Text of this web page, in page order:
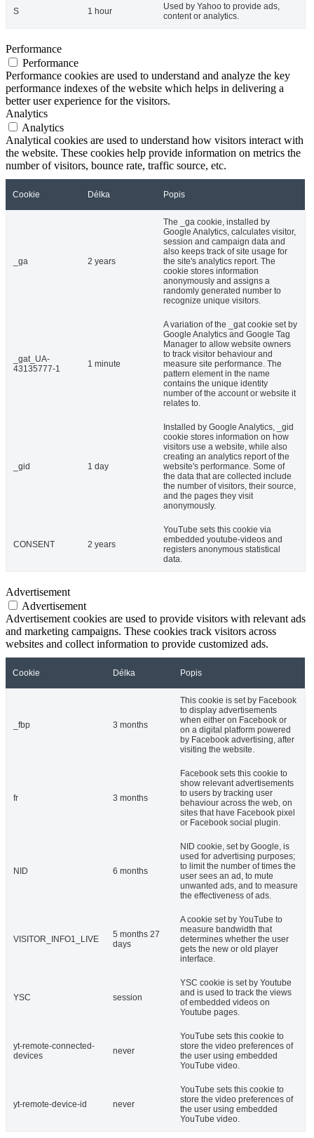
S 1 hour
Used by Yahoo to provide ads,
content or analytics.
Performance
Performance
Performance cookies are used to understand and analyze the key
performance indexes of the website which helps in delivering a
better user experience for the visitors.
Analytics
Analytics
Analytical cookies are used to understand how visitors interact with
the website. These cookies help provide information on metrics the
number of visitors, bounce rate, traffic source, etc.
Cookie Délka Popis
_ga 2 years
The _ga cookie, installed by
Google Analytics, calculates visitor,
session and campaign data and
also keeps track of site usage for
the site's analytics report. The
cookie stores information
anonymously and assigns a
randomly generated number to
recognize unique visitors.
_gat_UA-
43135777-1
1 minute
A variation of the _gat cookie set by
Google Analytics and Google Tag
Manager to allow website owners
to track visitor behaviour and
measure site performance. The
pattern element in the name
contains the unique identity
number of the account or website it
relates to.
_gid 1 day
Installed by Google Analytics, _gid
cookie stores information on how
visitors use a website, while also
creating an analytics report of the
website's performance. Some of
the data that are collected include
the number of visitors, their source,
and the pages they visit
anonymously.
CONSENT 2 years
YouTube sets this cookie via
embedded youtube-videos and
registers anonymous statistical
data.
Advertisement
Advertisement
Advertisement cookies are used to provide visitors with relevant ads
and marketing campaigns. These cookies track visitors across
websites and collect information to provide customized ads.
Cookie Délka Popis
_fbp 3 months
This cookie is set by Facebook
to display advertisements
when either on Facebook or
on a digital platform powered
by Facebook advertising, after
visiting the website.
fr 3 months
Facebook sets this cookie to
show relevant advertisements
to users by tracking user
behaviour across the web, on
sites that have Facebook pixel
or Facebook social plugin.
NID 6 months
NID cookie, set by Google, is
used for advertising purposes;
to limit the number of times the
user sees an ad, to mute
unwanted ads, and to measure
the effectiveness of ads.
VISITOR_INFO1_LIVE
5 months 27
days
A cookie set by YouTube to
measure bandwidth that
determines whether the user
gets the new or old player
interface.
YSC session
YSC cookie is set by Youtube
and is used to track the views
of embedded videos on
Youtube pages.
yt-remote-connected-
devices
never
YouTube sets this cookie to
store the video preferences of
the user using embedded
YouTube video.
yt-remote-device-id never
YouTube sets this cookie to
store the video preferences of
the user using embedded
YouTube video.